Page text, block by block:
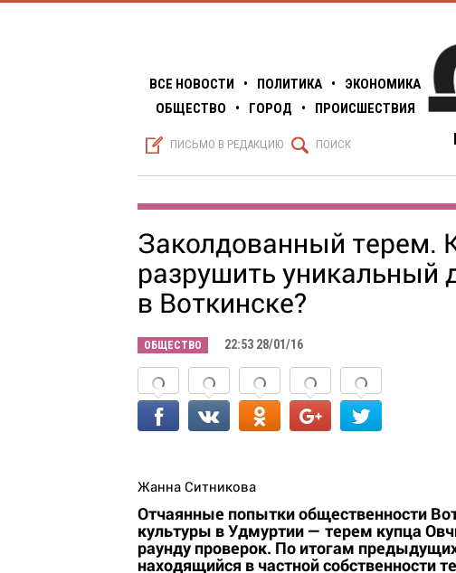
ВСЕ НОВОСТИ • ПОЛИТИКА •
ЭКОНОМИКА
ОБЩЕСТВО
• ГОРОД • ПРОИСШЕСТВИЯ
S ПИСЬМО В РЕДАКЦИЮ Q ПОИСК
Заколдованный терем.
разрушить уникальный
в Воткинске?
ОБЩЕСТВО 22:53 28/01/16
Жанна Ситникова
Отчаянные попытки общественности
культуры в Удмуртии — терем купца
раунду проверок. По итогам
находящийся в частной собственности